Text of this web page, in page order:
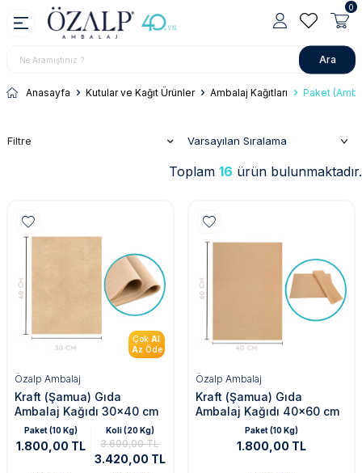
Ara
0
Anasayfa Kutular ve Kağıt Ürünler Ambalaj Kağıtları Paket
Filtre
Toplam 16 ürün bulunmaktadır.
Çok Al
Az Öde
Özalp Ambalaj
Kraft (Şamua) Gıda
Ambalaj Kağıdı 30x40 cm
Paket (10 Kg)
1.800,00 TL
Koli (20 Kg)
3.600,00 TL
3.420,00 TL
Özalp Ambalaj
Kraft (Şamua) Gıda
Ambalaj Kağıdı 40x60 cm
Paket (10 Kg)
1.800,00 TL